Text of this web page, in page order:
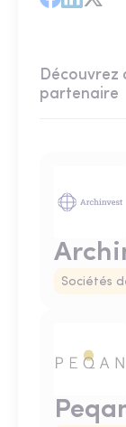
Découvrez
partenaire
Sociétés